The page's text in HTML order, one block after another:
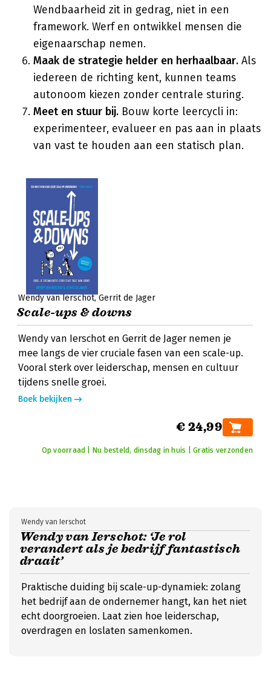
Wendbaarheid zit in gedrag, niet in een
framework. Werf en ontwikkel mensen die
eigenaarschap nemen.
Maak de strategie helder en herhaalbaar. Als
iedereen de richting kent, kunnen teams
autonoom kiezen zonder centrale sturing.
Meet en stuur bij. Bouw korte leercycli in:
experimenteer, evalueer en pas aan in plaats
van vast te houden aan een statisch plan.
Wendy van Ierschot Gerrit de Jager
Scale-ups & downs
Wendy van Ierschot en Gerrit de Jager nemen je
mee langs de vier cruciale fasen van een scale-up.
Vooral sterk over leiderschap, mensen en cultuur
tijdens snelle groei.
Boek bekijken
€ 24,99
Op voorraad | Nu besteld, dinsdag in huis | Gratis verzonden
Wendy van Ierschot: ‘Je rol
verandert als je bedrijf fantastisch
draait’
Wendy van Ierschot
Praktische duiding bij scale-up-dynamiek: zolang
het bedrijf aan de ondernemer hangt, kan het niet
echt doorgroeien. Laat zien hoe leiderschap,
overdragen en loslaten samenkomen.